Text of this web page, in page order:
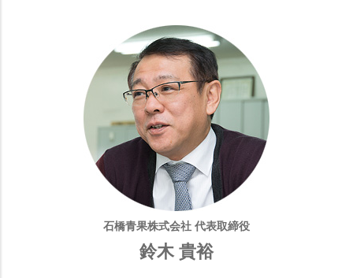
石橋青果株式会社 代表取締役
鈴木 貴裕